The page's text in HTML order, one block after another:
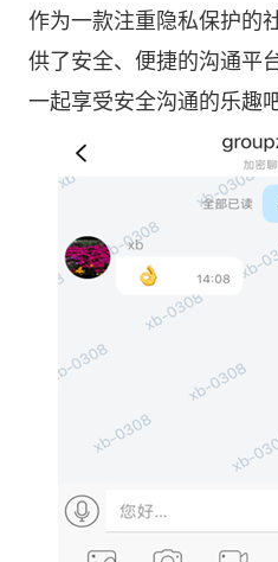
作为一款注重隐私保护的
供了安全、便捷的沟通平
一起享受安全沟通的乐趣吧